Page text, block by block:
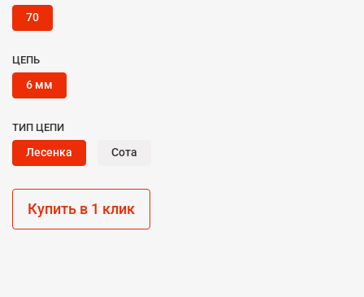
Купить в 1 клик
70
ЦЕПЬ
6 мм
ТИП ЦЕПИ
Лесенка Сота